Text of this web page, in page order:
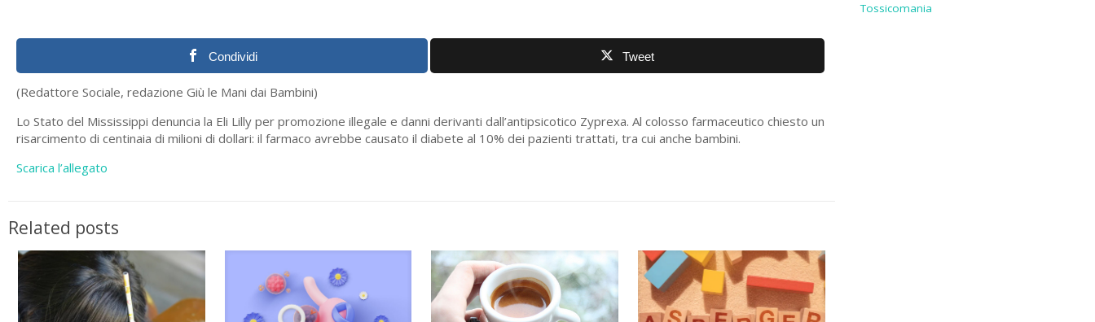
Condividi Tweet
(Redattore Sociale, redazione Giù le Mani dai Bambini)
Lo Stato del Mississippi denuncia la Eli Lilly per promozione illegale e danni derivanti dall’antipsicotico Zyprexa. Al colosso farmaceutico chiesto un
risarcimento di centinaia di milioni di dollari: il farmaco avrebbe causato il diabete al 10% dei pazienti trattati, tra cui anche bambini.
Scarica l’allegato
Related posts
Tossicomania